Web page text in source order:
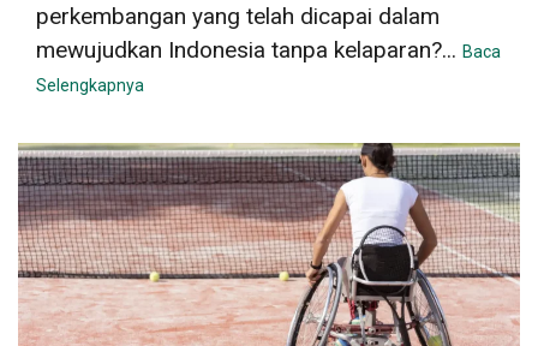
perkembangan yang telah dicapai dalam
mewujudkan Indonesia tanpa kelaparan?... Baca
Selengkapnya